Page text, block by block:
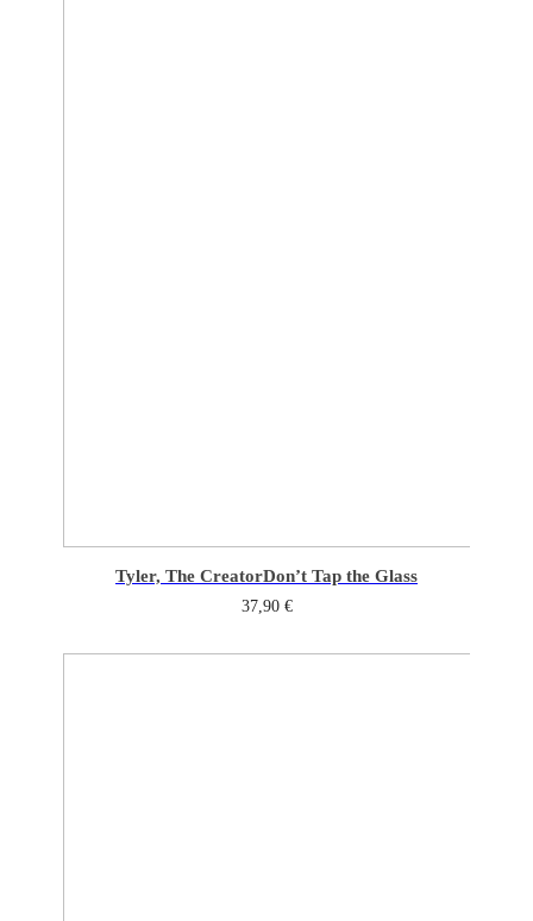
Tyler, The CreatorDon’t Tap the Glass
37,90 €